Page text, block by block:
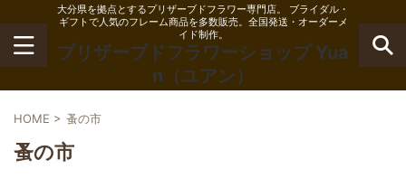
大分県を拠点とするプリザーブドフラワー専門店。 ブライダル・
ギフトで人気のフレーム商品を多数販売。全国発送・オーダーメ
イド制作。
プリザーブドフラワーショップ Yua
n（ユアン）
HOME > 蚤の市
蚤の市